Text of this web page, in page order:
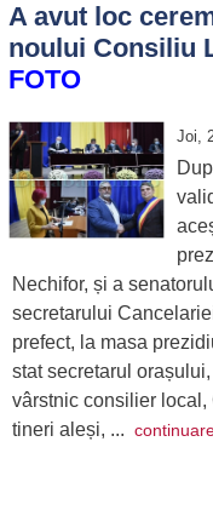
A avut loc
noului Consiliu
FOTO
Joi,
Nechifor, și a
secretarului
prefect, la masa
stat secretarul
vârstnic consilier
tineri aleși, ...